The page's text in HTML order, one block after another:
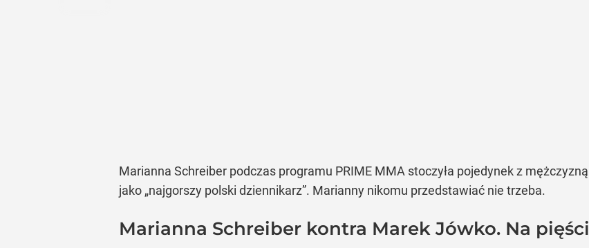
Marianna Schreiber podczas programu PRIME MMA stoczyła pojedynek z
jako „najgorszy polski dziennikarz”. Marianny nikomu przedstawiać nie trzeba.
Marianna Schreiber kontra Marek Jówko. Na pięści